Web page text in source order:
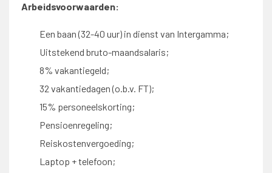
Arbeidsvoorwaarden:
Een baan (32-40 uur) in dienst van Intergamma;
Uitstekend bruto-maandsalaris;
8% vakantiegeld;
32 vakantiedagen (o.b.v. FT);
15% personeelskorting;
Pensioenregeling;
Reiskostenvergoeding;
Laptop + telefoon;